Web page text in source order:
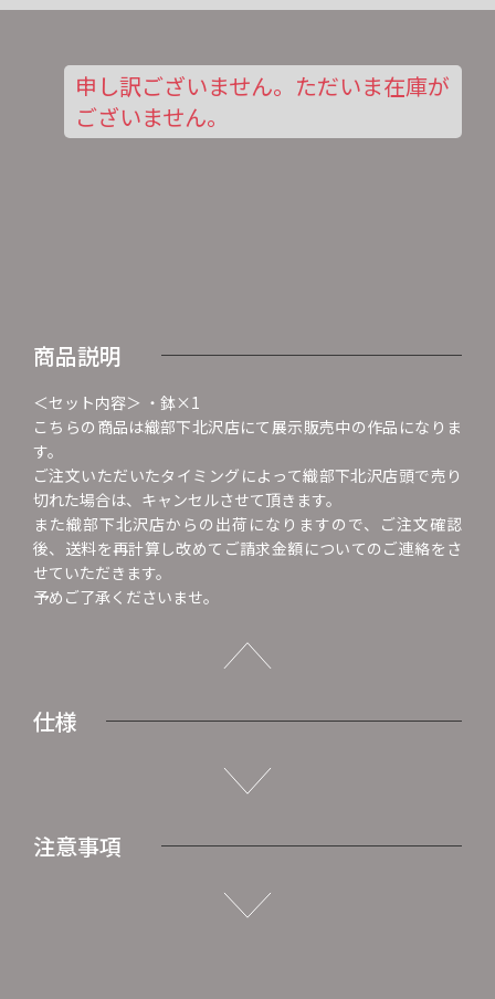
申し訳ございません。ただいま在庫が
ございません。
商品説明
＜セット内容＞ ・鉢×1
こちらの商品は織部下北沢店にて展示販売中の作品になりま
す。
ご注文いただいたタイミングによって織部下北沢店頭で売り
切れた場合は、キャンセルさせて頂きます。
また織部下北沢店からの出荷になりますので、ご注文確認
後、送料を再計算し改めてご請求金額についてのご連絡をさ
せていただきます。
予めご了承くださいませ。
仕様
注意事項